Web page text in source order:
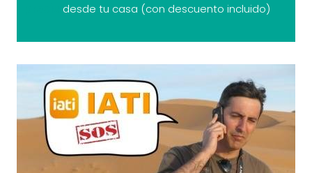
desde tu casa (con descuento incluido)